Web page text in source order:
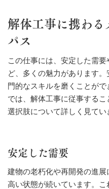
解体工事に携わ
パス
この仕事には、安定した需
ど、多くの魅力があります
門的なスキルを磨くことが
では、解体工事に従事する
選択肢について詳しく見てい
安定した需要
建物の老朽化や再開発の進
高い状態が続いています。